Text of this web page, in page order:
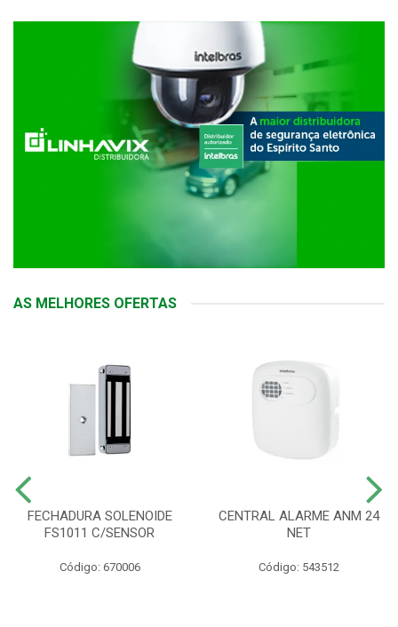
AS MELHORES OFERTAS
FECHADURA SOLENOIDE
FS1011 C/SENSOR
Código: 670006
CENTRAL ALARME ANM 24
NET
Código: 543512